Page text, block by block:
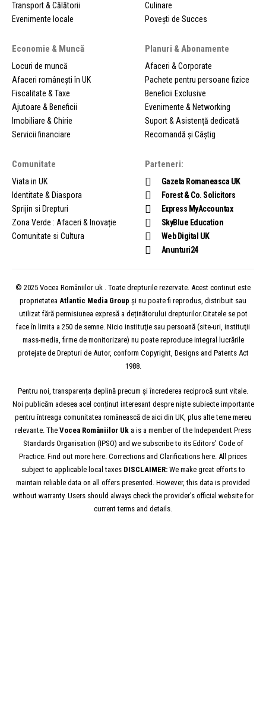
Transport & Călătorii
Evenimente locale
Culinare
Povești de Succes
Economie & Muncă
Locuri de muncă
Afaceri românești în UK
Fiscalitate & Taxe
Ajutoare & Beneficii
Imobiliare & Chirie
Servicii financiare
Planuri & Abonamente
Afaceri & Corporate
Pachete pentru persoane fizice
Beneficii Exclusive
Evenimente & Networking
Suport & Asistență dedicată
Recomandă și Câștig
Comunitate
Viata in UK
Identitate & Diaspora
Sprijin si Drepturi
Zona Verde : Afaceri & Inovație
Comunitate si Cultura
Parteneri:
Gazeta Romaneasca UK
Forest & Co. Solicitors
Express MyAccountax
SkyBlue Education
Web Digital UK
Anunturi24
© 2025 Vocea Româniilor uk . Toate drepturile rezervate. Acest continut este
proprietatea Atlantic Media Group și nu poate fi reprodus, distribuit sau
utilizat fără permisiunea expresă a deținătorului drepturilor.Citatele se pot
face în limita a 250 de semne. Nicio instituţie sau persoană (site-uri, instituţii
mass-media, firme de monitorizare) nu poate reproduce integral lucrările
protejate de Drepturi de Autor, conform Copyright, Designs and Patents Act
1988.
Pentru noi, transparența deplină precum și încrederea reciprocă sunt vitale.
Noi publicăm adesea acel conținut interesant despre niște subiecte importante
pentru întreaga comunitatea românească de aici din UK, plus alte teme mereu
relevante. The Vocea Româniilor Uk a is a member of the Independent Press
Standards Organisation (IPSO) and we subscribe to its Editors’ Code of
Practice. Find out more here. Corrections and Clarifications here. All prices
subject to applicable local taxes DISCLAIMER: We make great efforts to
maintain reliable data on all offers presented. However, this data is provided
without warranty. Users should always check the provider’s official website for
current terms and details.